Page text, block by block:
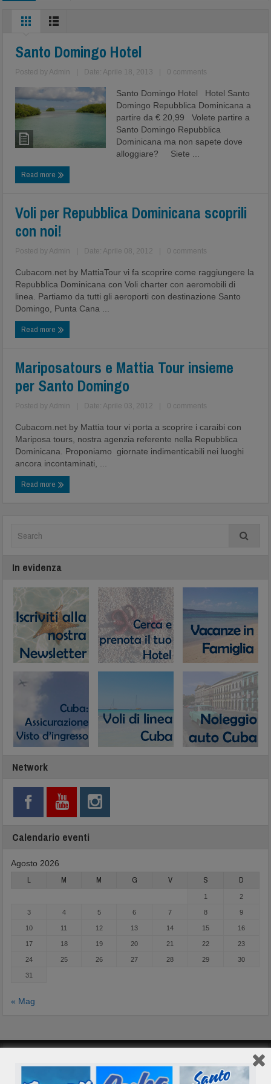
Santo Domingo Hotel
Posted by Admin Date: Aprile 18, 2013 0 comments
Santo Domingo Hotel Hotel Santo
Domingo Repubblica Dominicana a
partire da € 20,99 Volete partire a
Santo Domingo Repubblica
Dominicana ma non sapete dove
alloggiare? Siete ...
Read more
Voli per Repubblica Dominicana scoprili
con noi!
Posted by Admin Date: Aprile 08, 2012 0 comments
Cubacom.net by MattiaTour vi fa scoprire come raggiungere la
Repubblica Dominicana con Voli charter con aeromobili di
linea. Partiamo da tutti gli aeroporti con destinazione Santo
Domingo, Punta Cana ...
Read more
Mariposatours e Mattia Tour insieme
per Santo Domingo
Posted by Admin Date: Aprile 03, 2012 0 comments
Cubacom.net by Mattia tour vi porta a scoprire i caraibi con
Mariposa tours, nostra agenzia referente nella Repubblica
Dominicana. Proponiamo giornate indimenticabili nei luoghi
ancora incontaminati, ...
Read more
In evidenza
Network
Calendario eventi
Agosto 2026
L M M G V S D
1 2
3 4 5 6 7 8 9
10 11 12 13 14 15 16
17 18 19 20 21 22 23
24 25 26 27 28 29 30
31
« Mag